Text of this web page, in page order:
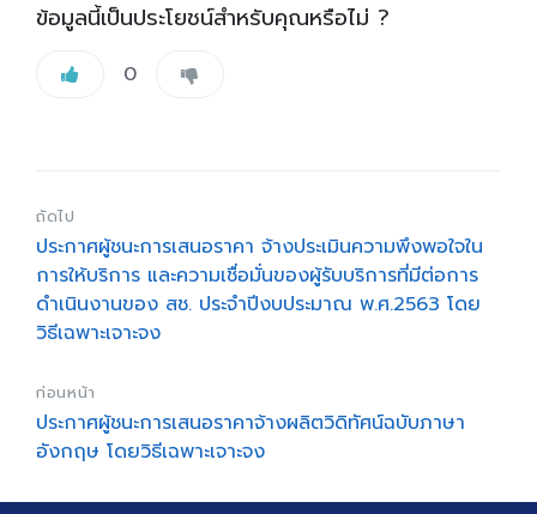
ข้อมูลนี้เป็นประโยชน์สำหรับคุณหรือไม่ ?
0
ถัดไป
ประกาศผู้ชนะการเสนอราคา จ้างประเมินความพึงพอใจใน
การให้บริการ และความเชื่อมั่นของผู้รับบริการที่มีต่อการ
ดำเนินงานของ สช. ประจำปีงบประมาณ พ.ศ.2563 โดย
วิธีเฉพาะเจาะจง
ก่อนหน้า
ประกาศผู้ชนะการเสนอราคาจ้างผลิตวิดิทัศน์ฉบับภาษา
อังกฤษ โดยวิธีเฉพาะเจาะจง